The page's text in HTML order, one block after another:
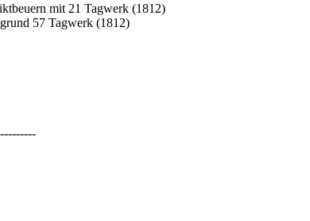
mit 21 Tagwerk (1812)
57 Tagwerk (1812)